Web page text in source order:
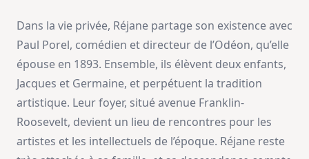
Dans la vie privée, Réjane partage son existence avec
Paul Porel, comédien et directeur de l’Odéon, qu’elle
épouse en 1893. Ensemble, ils élèvent deux enfants,
Jacques et Germaine, et perpétuent la tradition
artistique. Leur foyer, situé avenue Franklin-
Roosevelt, devient un lieu de rencontres pour les
artistes et les intellectuels de l’époque. Réjane reste